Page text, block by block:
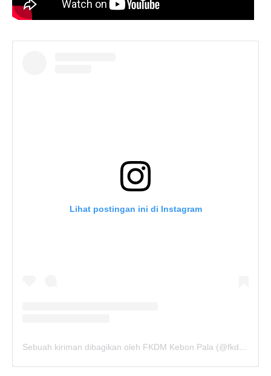
Lihat postingan ini di Instagram
Sebuah kiriman dibagikan oleh FKDM Kebon Pala (@fkdm_kebonpala)